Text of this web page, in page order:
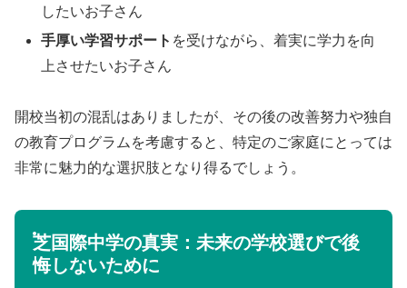
したいお子さん
手厚い学習サポート を受けながら、着実に学力を向
上させたいお子さん
開校当初の混乱はありましたが、その後の改善努力や独自
の教育プログラムを考慮すると、特定のご家庭にとっては
非常に魅力的な選択肢となり得るでしょう。
芝国際中学の真実：未来の学校選びで後
悔しないために